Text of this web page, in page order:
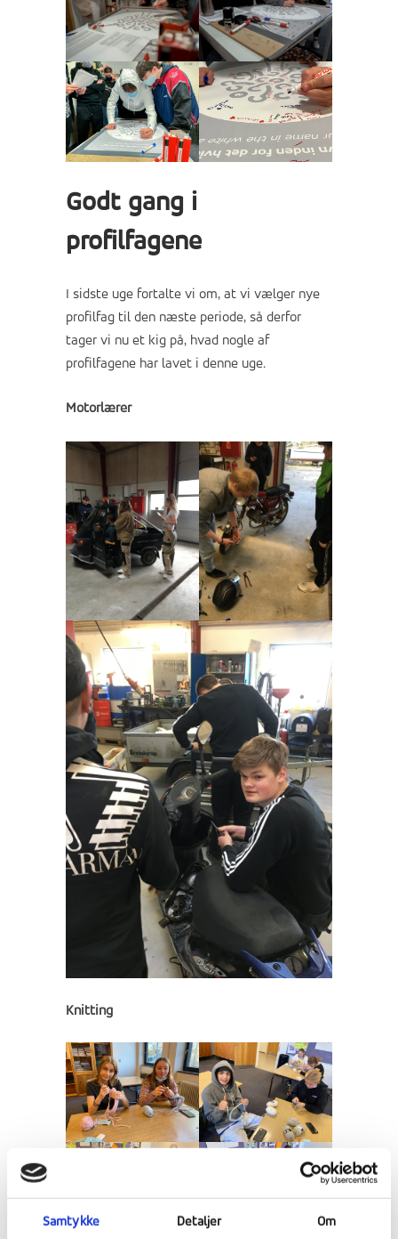
Samtykke Detaljer Om
Godt gang i
profilfagene
I sidste uge fortalte vi om, at vi vælger nye
profilfag til den næste periode, så derfor
tager vi nu et kig på, hvad nogle af
profilfagene har lavet i denne uge.
Motorlærer
Knitting